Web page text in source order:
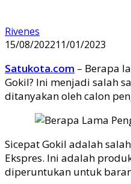
Rivenes
15/08/202211/01/2023
Satukota.com – Berapa
Gokil? Ini menjadi salah
ditanyakan oleh calon
Sicepat Gokil adalah
Ekspres. Ini adalah
diperuntukan untuk